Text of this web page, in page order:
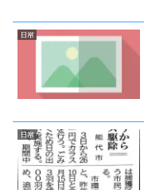
日常
日常